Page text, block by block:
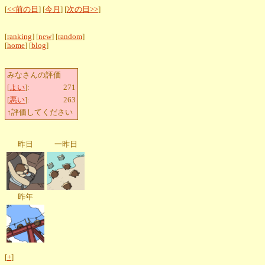
[<<前の日 ] [今月 ] [次の日>>]
[ranking] [new] [random]
[home] [blog]
みなさんの評価
[よい]:
271
[悪い]:
263
↑評価してください
昨日 一昨日
昨年
[+]